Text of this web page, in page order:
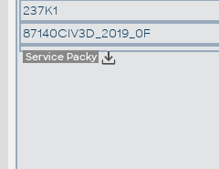
237K1
87140CIV3D_2019_0F
Service Packy